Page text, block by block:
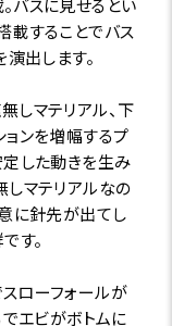
バスに見せるとい
載することでバス
演出します。
しマテリアル、下
ンを増幅するプ
定した動きを生み
しマテリアルなの
に針先が出てし
す。
ローフォールが
でエビがボトムに